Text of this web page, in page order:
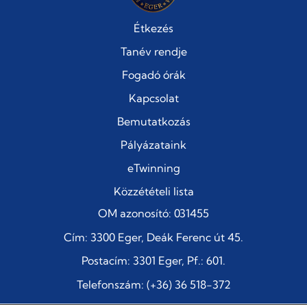
Étkezés
Tanév rendje
Fogadó órák
Kapcsolat
Bemutatkozás
Pályázataink
eTwinning
Közzétételi lista
OM azonosító: 031455
Cím: 3300 Eger, Deák Ferenc út 45.
Postacím: 3301 Eger, Pf.: 601.
Telefonszám: (+36) 36 518-372